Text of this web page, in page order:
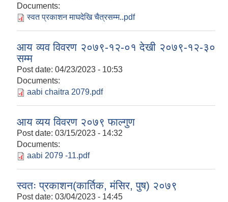
Documents:
स्वत प्रकाशन माघदेखि चैत्रसम्म..pdf
आय व्यव विवरण २०७९-१२-०१ देखी २०७९-१२-३०
सम्म
Post date: 04/23/2023 - 10:53
Documents:
aabi chaitra 2079.pdf
आय व्यय विवरण २०७९ फाल्गुण
Post date: 03/15/2023 - 14:32
Documents:
aabi 2079 -11.pdf
स्वतः प्रकाशन(कार्तिक, मंसिर, पुष) २०७९
Post date: 03/04/2023 - 14:45